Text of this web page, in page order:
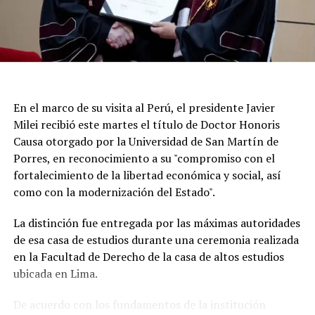
Según la reconstrucción realizada por los
Maldonado y luego se había ido hacia Punta del Este.
Un chofer de ómnibus aportó información clave al
recordar que la había trasladado y permitió a los
En el marco de su visita al Perú, el presidente Javier
Milei recibió este martes el título de Doctor Honoris
Causa otorgado por la Universidad de San Martín de
Porres, en reconocimiento a su "compromiso con el
fortalecimiento de la libertad económica y social, así
como con la modernización del Estado".
La distinción fue entregada por las máximas autoridades
de esa casa de estudios durante una ceremonia realizada
en la Facultad de Derecho de la casa de altos estudios
ubicada en Lima.